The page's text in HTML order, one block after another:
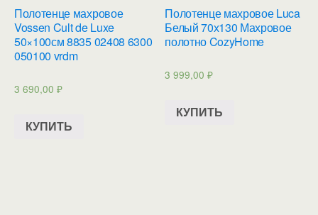
Полотенце махровое
Vossen Cult de Luxe
50×100см 8835 02408 6300
050100 vrdm
3 690,00 ₽
КУПИТЬ
Полотенце махровое Luca
Белый 70х130 Махровое
полотно CozyHome
3 999,00₽
КУПИТЬ